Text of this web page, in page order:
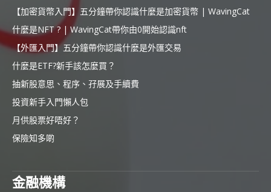
【加密貨幣入門】五分鐘帶你認識什麼是加密貨幣 | WavingCat
什麼是NFT ? | WavingCat帶你由0開始認識nft
【外匯入門】五分鐘帶你認識什麼是外匯交易
什麼是ETF?新手該怎麼買？
抽新股意思、程序、孖展及手續費
投資新手入門懶人包
月供股票好唔好？
保險知多啲
金融機構